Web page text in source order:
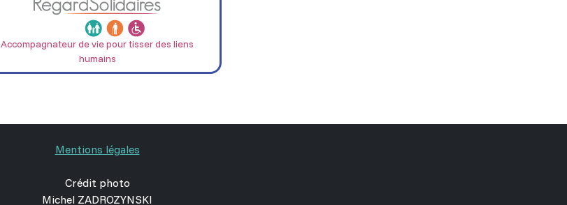
Accompagnateur de vie pour tisser des liens
humains
Mentions légales
Crédit photo
Michel ZADROZYNSKI